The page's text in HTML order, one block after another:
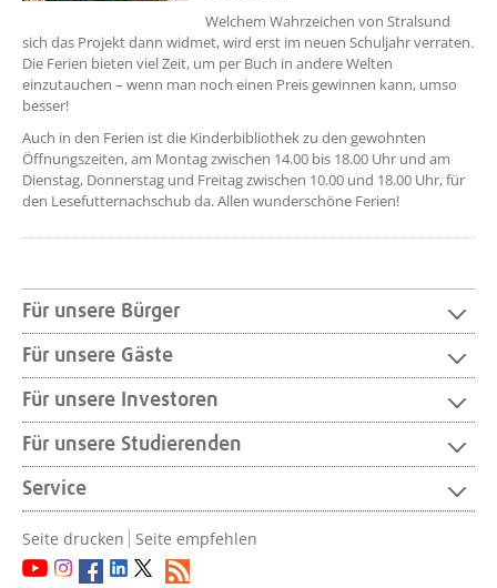
Welchem Wahrzeichen von Stralsund
sich das Projekt dann widmet, wird erst im neuen Schuljahr verraten.
Die Ferien bieten viel Zeit, um per Buch in andere Welten
einzutauchen – wenn man noch einen Preis gewinnen kann, umso
besser!
Auch in den Ferien ist die Kinderbibliothek zu den gewohnten
Öffnungszeiten, am Montag zwischen 14.00 bis 18.00 Uhr und am
Dienstag, Donnerstag und Freitag zwischen 10.00 und 18.00 Uhr, für
den Lesefutternachschub da. Allen wunderschöne Ferien!
Für unsere Bürger
Für unsere Gäste
Für unsere Investoren
Für unsere Studierenden
Service
Seite drucken Seite empfehlen